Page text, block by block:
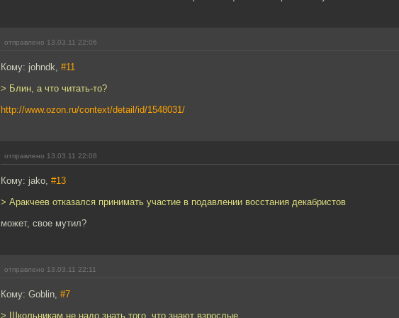
отправлено 13.03.11 22:06
Кому: johndk, #11
> Блин, а что читать-то?
http://www.ozon.ru/context/detail/id/1548031/
отправлено 13.03.11 22:08
Кому: jako, #13
> Аракчеев отказался принимать участие в подавлении восстания декабристов
может, cвое мутил?
отправлено 13.03.11 22:11
Кому: Goblin, #7
> Школьникам не надо знать того, что знают взрослые.